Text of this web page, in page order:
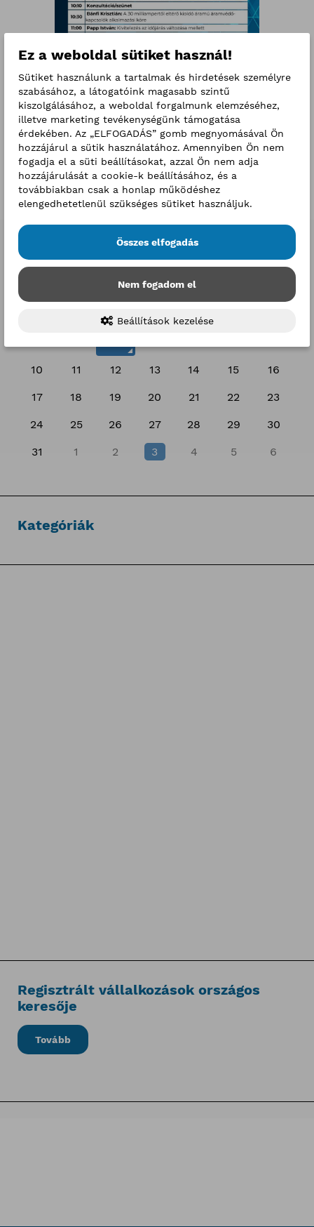
Események
2026. augusztus
sz cs p
29 30 31
10 11 12 13 14 15 16
17 18 19 20 21 22 23
24 25 26 27 28 29 30
31 1 2 3 4 5 6
Kategóriák
Regisztrált vállalkozások országos
keresője
Tovább
Ez a weboldal sütiket használ!
Sütiket használunk a tartalmak és hirdetések személyre
szabásához, a látogatóink magasabb szintű
kiszolgálásához, a weboldal forgalmunk elemzéséhez,
illetve marketing tevékenységünk támogatása
érdekében. Az „ELFOGADÁS” gomb megnyomásával Ön
hozzájárul a sütik használatához. Amennyiben Ön nem
fogadja el a süti beállításokat, azzal Ön nem adja
hozzájárulását a cookie-k beállításához, és a
továbbiakban csak a honlap működéshez
elengedhetetlenül szükséges sütiket használjuk.
Összes elfogadás
Nem fogadom el
Beállítások kezelése